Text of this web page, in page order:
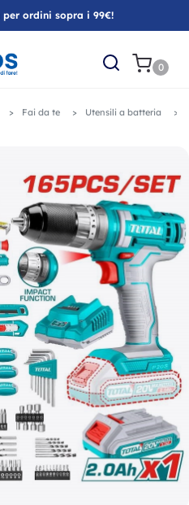
ordini sopra i 99€!
0
Fai da te Utensili a batteria